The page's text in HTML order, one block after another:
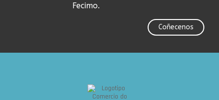
Fecimo.
Coñecenos